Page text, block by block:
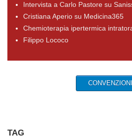
Intervista a Carlo Pastore su
Cristiana Aperio su Medicina365
Chemioterapia ipertermica
Filippo Lococo
CONVENZIONI
TAG